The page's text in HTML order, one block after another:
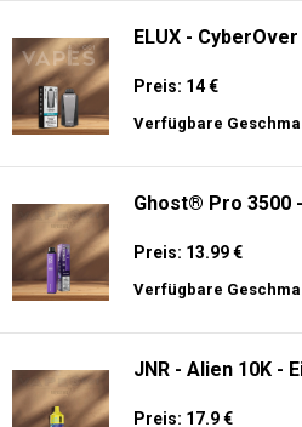
ELUX -
Preis: 14 €
Verfügbare
Ghost® Pro 3500
Preis: 13.99 €
Verfügbare
JNR - Alien 10K -
Preis: 17.9 €